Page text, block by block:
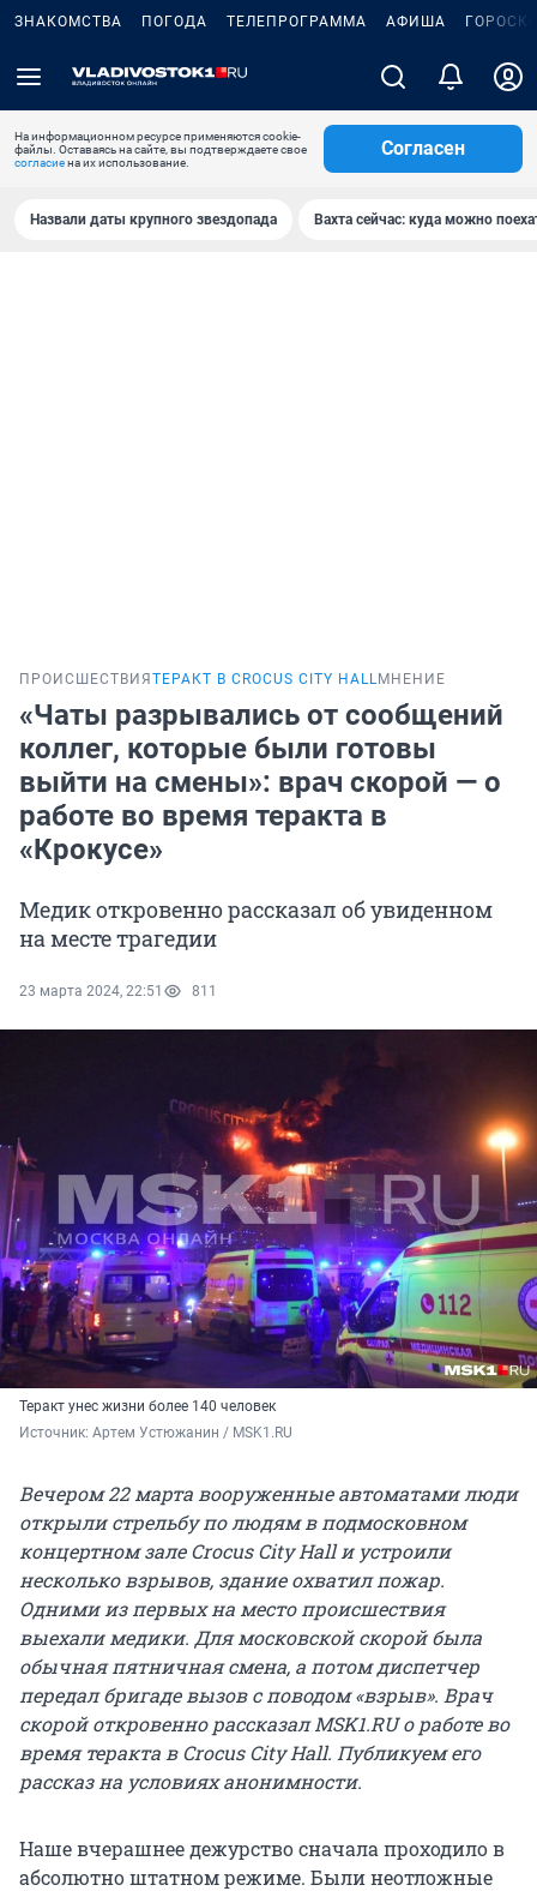
ЗНАКОМСТВА ПОГОДА ТЕЛЕПРОГРАММА АФИША
На информационном ресурсе применяются cookie-
файлы. Оставаясь на сайте, вы подтверждаете свое
согласиена их использование.
Согласен
Назвали даты крупного звездопада Вахта сейчас: куда можно
ПРОИСШЕСТВИЯ ТЕРАКТ В CROCUS CITY HALLМНЕНИЕ
«Чаты разрывались от сообщений
коллег, которые были готовы
выйти на смены»: врач скорой — о
работе во время теракта в
«Крокусе»
Медик откровенно рассказал об увиденном
на месте трагедии
23 марта 2024, 22:51 811
Теракт унес жизни более 140 человек
Источник: Артем Устюжанин / MSK1.RU
Вечером 22 марта вооруженные автоматами люди
открыли стрельбу по людям в подмосковном
концертном зале Crocus City Hall и устроили
несколько взрывов, здание охватил пожар.
Одними из первых на место происшествия
выехали медики. Для московской скорой была
обычная пятничная смена, а потом диспетчер
передал бригаде вызов с поводом «взрыв». Врач
скорой откровенно рассказал MSK1.RU о работе во
время теракта в Crocus City Hall. Публикуем его
рассказ на условиях анонимности.
Наше вчерашнее дежурство сначала проходило в
абсолютно штатном режиме. Были неотложные